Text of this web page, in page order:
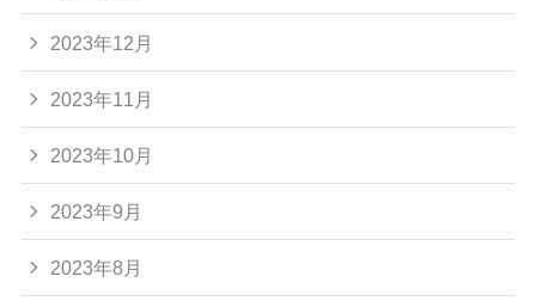
2023年12月
2023年11月
2023年10月
2023年9月
2023年8月